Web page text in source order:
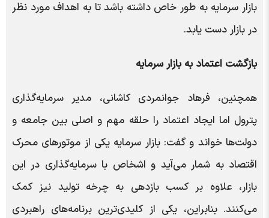
بازار سرمایه به طور خاص داشته باشد تا به اهداف مورد نظر
در بازار دست یابد.
بازگشت اعتماد به بازار سرمایه
همچنین، فرهاد جوانمردی کاشانی، مدیر سرمایه‌گذاری
پترول اما ایجاد اعتماد را حلقه‌ مهم و اصلی بین جامعه و
دولت‌ها خواند و گفت: بازار سرمایه یکی از موتورهای محرک
اقتصاد به شمار می‌آید و اشخاص با سرمایه‌گذاری در این
بازار، علاوه بر کسب بازدهی به چرخه تولید نیز کمک
می‌کنند. بنابراین، یکی از کلیدی‌ترین برنامه‌های راهبردی